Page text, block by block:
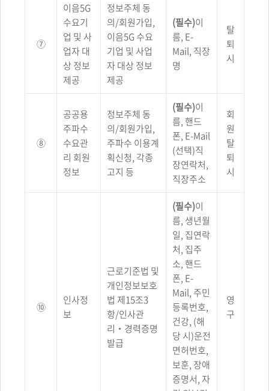
⑦
이음5G
수요기
업 및 사
업자 대
상 정보
제공
정보주체 동
의/회원가입,
이음5G 수요
기업 및 사업
자 대상 정보
제공
(필수)이
름, E-
Mail, 직장
명
탈
퇴
시
⑧
공공용
주파수
수요관
리 회원
정보
정보주체 동
의/회원가입,
주파수 이용계
획신청, 각종
고지 등
(필수)이
름, 핸드
폰, E-Mail
(선택)직
장연락처,
직장주소
회
원
탈
퇴
시
⑩
인사정
보
근로기준법 및
개인정보보호
법 제15조3
항/인사관
리‧경력증명
발급
(필수)이
름, 생년월
일, 집연락
처, 집주
소, 핸드
폰, E-
Mail, 주민
등록번호,
건강, (해
당 시)운전
면허번호,
보훈, 장애
증명서, 자
영
구